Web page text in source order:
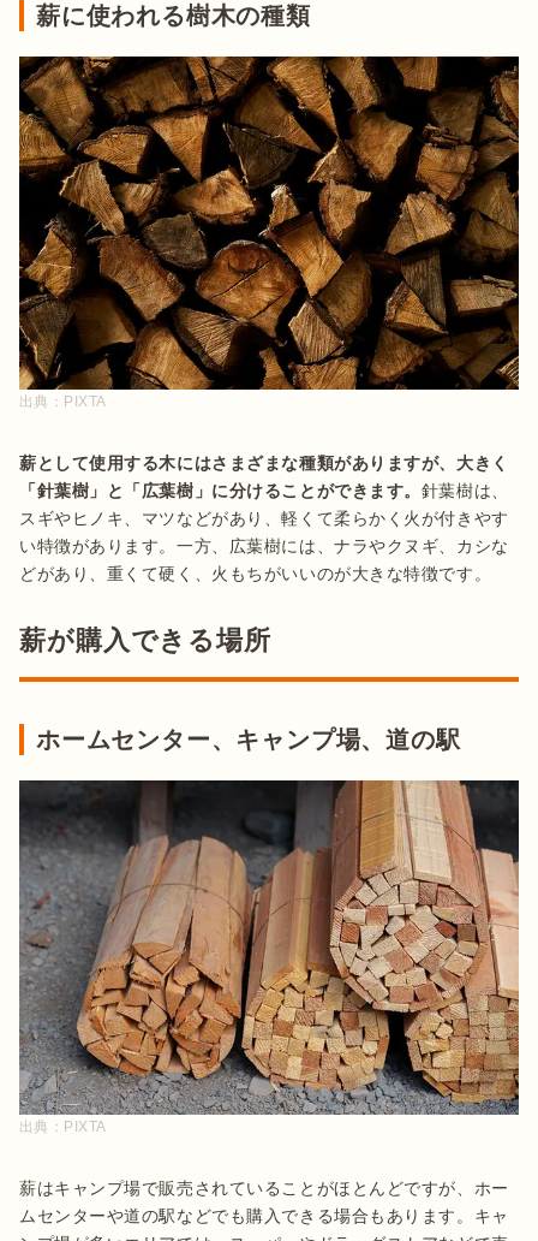
薪に使われる樹木の種類
出典： PIXTA
薪として使用する木にはさまざまな種類がありますが、大きく
「針葉樹」と「広葉樹」に分けることができます。 針葉樹は、
スギやヒノキ、マツなどがあり、軽くて柔らかく火が付きやす
い特徴があります。一方、広葉樹には、ナラやクヌギ、カシな
どがあり、重くて硬く、火もちがいいのが大きな特徴です。
薪が購入できる場所
ホームセンター、キャンプ場、道の駅
出典： PIXTA
薪はキャンプ場で販売されていることがほとんどですが、ホー
ムセンターや道の駅などでも購入できる場合もあります。キャ